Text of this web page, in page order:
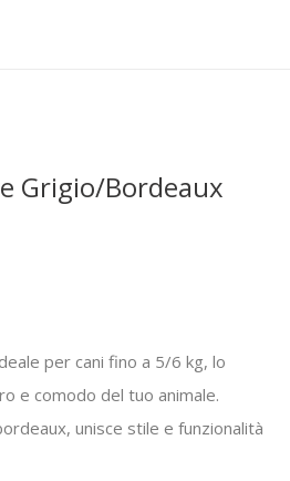
Grigio/Bordeaux
per cani fino a 5/6 kg, lo
e comodo del tuo animale.
unisce stile e funzionalità